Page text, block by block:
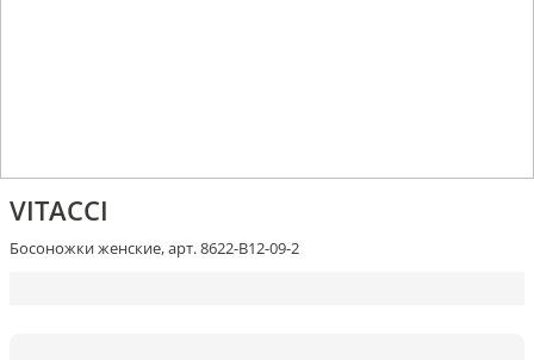
VITACCI
Босоножки женские, арт. 8622-В12-09-2